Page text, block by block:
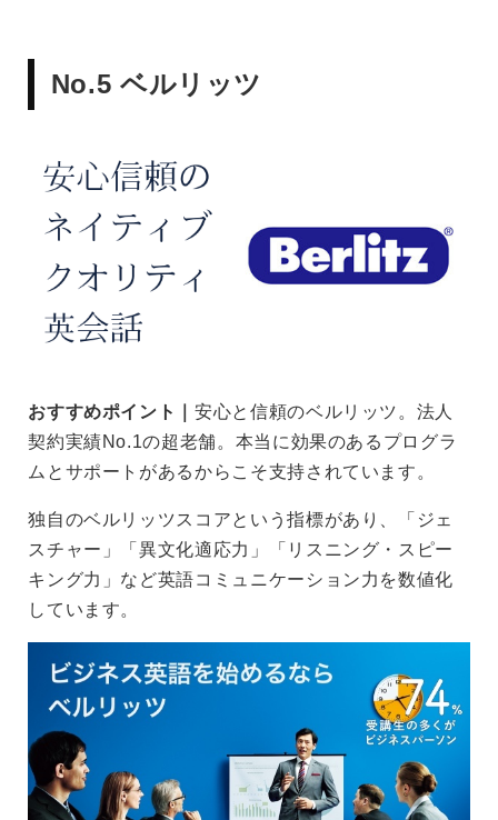
No.5 ベルリッツ
おすすめポイント｜安心と信頼のベルリッツ。法人
契約実績No.1の超老舗。本当に効果のあるプログラ
ムとサポートがあるからこそ支持されています。
独自のベルリッツスコアという指標があり、「ジェ
スチャー」「異文化適応力」「リスニング・スピー
キング力」など英語コミュニケーション力を数値化
しています。